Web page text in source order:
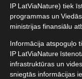
IP LatViaNature) tiek
programmas un
ministrijas finansiālu
Informācija atspoguļo
IP LatViaNature
infrastruktūras un
sniegtās informācijas